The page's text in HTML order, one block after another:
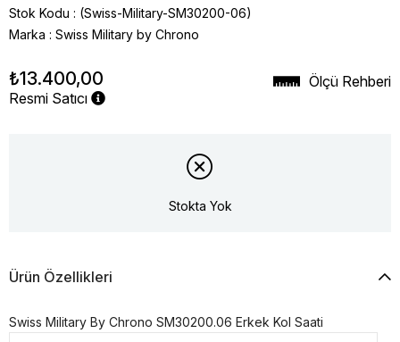
Stok Kodu
(Swiss-Military-SM30200-06)
Marka : Swiss Military by Chrono
₺13.400,00
Resmi Satıcı
Ölçü Rehberi
Stokta Yok
Ürün Özellikleri
Swiss Military By Chrono SM30200.06 Erkek Kol Saati